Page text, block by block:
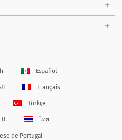
Español
Français
Türkçe
IL ไทย
de Portugal